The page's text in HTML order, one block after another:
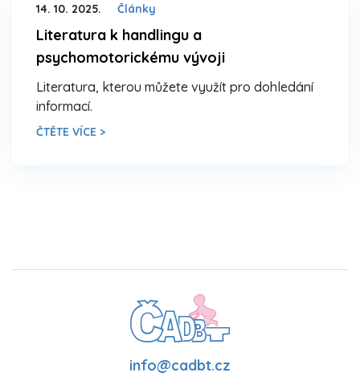
14. 10. 2025. Články
Literatura k handlingu a
psychomotorickému vývoji
Literatura, kterou můžete využít pro dohledání
informací.
ČTĚTE VÍCE >
info@cadbt.cz